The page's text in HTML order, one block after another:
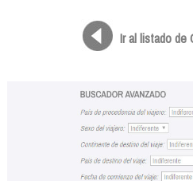
Ir al listado de